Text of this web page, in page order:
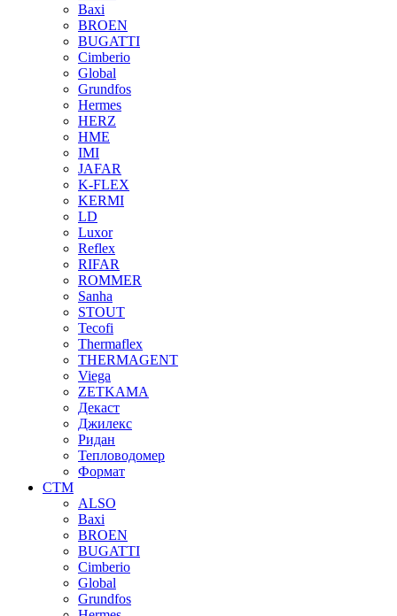
Baxi
BROEN
BUGATTI
Cimberio
Global
Grundfos
Hermes
HERZ
HME
IMI
JAFAR
K-FLEX
KERMI
LD
Luxor
Reflex
RIFAR
ROMMER
Sanha
STOUT
Tecofi
Thermaflex
THERMAGENT
Viega
ZETKAMA
Декаст
Джилекс
Ридан
Тепловодомер
Формат
СТМ
ALSO
Baxi
BROEN
BUGATTI
Cimberio
Global
Grundfos